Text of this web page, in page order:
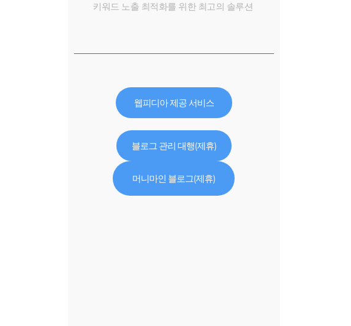
키워드 노출 최적화를 위한 최고의 솔루션
웹피디아 제공 서비스
블로그 관리 대행(제휴)
머니마인 블로그(제휴)